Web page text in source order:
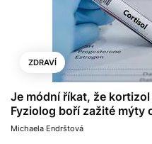
ZDRAVÍ
Je módní říkat, že
Fyziolog boří zažité mýty
Michaela Endrštová